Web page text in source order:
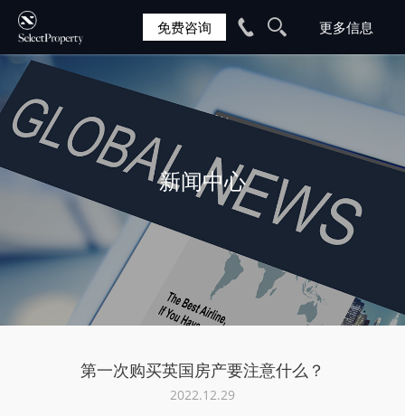
免费咨询
新闻中心
第一次购买英国房产要注意什么？
2022.12.29